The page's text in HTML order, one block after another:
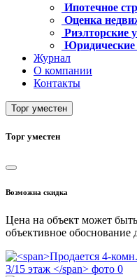
Ипотечное
Оценка
Риэлторские
Юридические
Журнал
О компании
Контакты
Торг уместен
Торг уместен
Возможна скидка
Цена на объект может
объективное обоснование